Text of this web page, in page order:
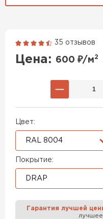
35 отзывов
Цена: 600 ₽/м2
Цвет:
RAL 8004
Покрытие:
DRAP
Гарантия лучшей